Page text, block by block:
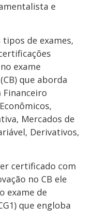
e
de exames,
exame
que aborda
Financeiro
Mercados de
Derivativos,
certificado com
no CB ele
exame de
que engloba